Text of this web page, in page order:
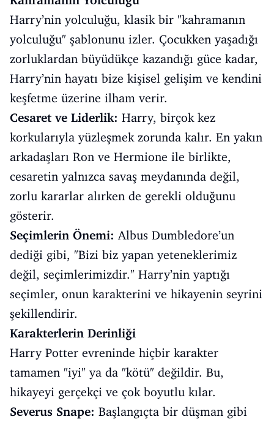
Harry’nin yolculuğu, klasik bir "kahramanın
yolculuğu" şablonunu izler. Çocukken yaşadığı
zorluklardan büyüdükçe kazandığı güce kadar,
Harry’nin hayatı bize kişisel gelişim ve kendini
keşfetme üzerine ilham verir.
Cesaret ve Liderlik: Harry, birçok kez
korkularıyla yüzleşmek zorunda kalır. En yakın
arkadaşları Ron ve Hermione ile birlikte,
cesaretin yalnızca savaş meydanında değil,
zorlu kararlar alırken de gerekli olduğunu
gösterir.
Seçimlerin Önemi: Albus Dumbledore’un
dediği gibi, "Bizi biz yapan yeteneklerimiz
değil, seçimlerimizdir." Harry’nin yaptığı
seçimler, onun karakterini ve hikayenin seyrini
şekillendirir.
Karakterlerin Derinliği
Harry Potter evreninde hiçbir karakter
tamamen "iyi" ya da "kötü" değildir. Bu,
hikayeyi gerçekçi ve çok boyutlu kılar.
Severus Snape: Başlangıçta bir düşman gibi